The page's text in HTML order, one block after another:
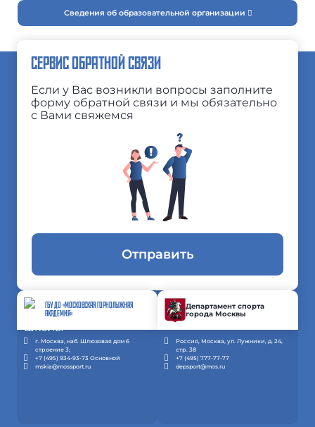
Сведения об образовательной организации
СЕРВИС ОБРАТНОЙ СВЯЗИ
Если у Вас возникли вопросы заполните
форму обратной связи и мы обязательно
с Вами свяжемся
Отправить
ГБУ ДО «МОСКОВСКАЯ ГОРНОЛЫЖНАЯ
АКАДЕМИЯ»
г. Москва, наб. Шлюзовая дом 6
строение 3;
+7 (495) 934-93-73 Основной
mskia@mossport.ru
Департамент спорта
города Москвы
Россия, Москва, ул. Лужники, д. 24,
стр. 38
+7 (495) 777-77-77
depsport@mos.ru